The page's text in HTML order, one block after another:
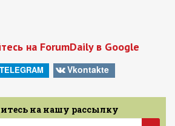
на ForumDaily в Google
TELEGRAM Vkontakte
на нашу рассылку